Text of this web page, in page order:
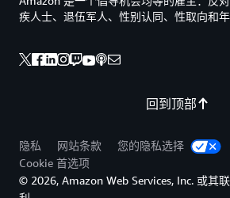
回到顶部
疾人士、退伍军人、性别认同、性取向和年
隐私 网站条款
您的隐私选择
Cookie 首选项
© 2026, Amazon Web Services, Inc. 或其